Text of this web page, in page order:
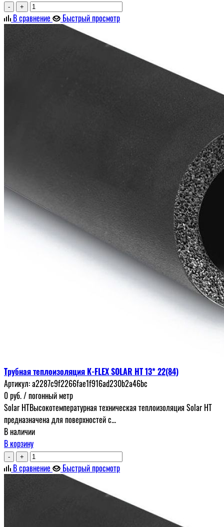
- +
В сравнение Быстрый просмотр
Трубная теплоизоляция K-FLEX SOLAR HT 13* 22(84)
Артикул:a2287c9f2266fae1f916ad230b2a46bc
0руб./ погонный метр
Solar HTВысокотемпературная техническая теплоизоляция Solar HT
предназначена для поверхностей с...
В наличии
В корзину
- +
В сравнение Быстрый просмотр